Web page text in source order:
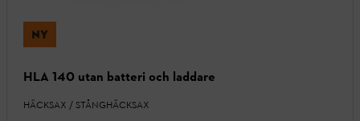
NY
HLA 140 utan batteri och laddare
HÄCKSAX / STÅNGHÄCKSAX